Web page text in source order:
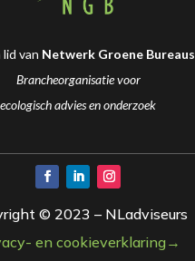
lid van Netwerk Groene Bureaus
Brancheorganisatie voor
ecologisch advies en onderzoek
© 2023 – NLadviseurs
en cookieverklaring→